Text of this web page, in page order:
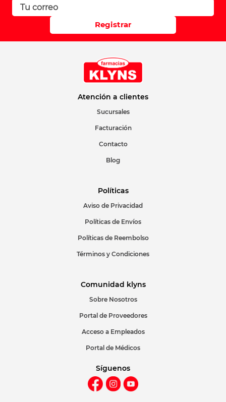
Correo electrónico
Escribir comentario
Registrar
Atención a clientes
Sucursales
Facturación
Contacto
Blog
Políticas
Aviso de Privacidad
Políticas de Envíos
Políticas de Reembolso
Términos y Condiciones
Comunidad klyns
Sobre Nosotros
Portal de Proveedores
Acceso a Empleados
Portal de Médicos
Síguenos